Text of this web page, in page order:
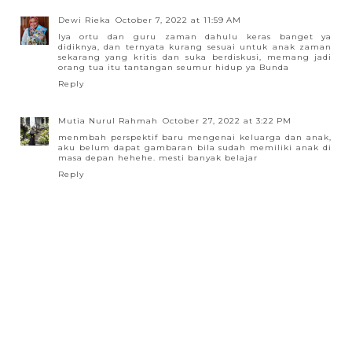
Dewi Rieka
October 7, 2022 at 11:59 AM
Iya ortu dan guru zaman dahulu keras banget ya
didiknya, dan ternyata kurang sesuai untuk anak zaman
sekarang yang kritis dan suka berdiskusi, memang jadi
orang tua itu tantangan seumur hidup ya Bunda
Reply
Mutia Nurul Rahmah
October 27, 2022 at 3:22 PM
menmbah perspektif baru mengenai keluarga dan anak,
aku belum dapat gambaran bila sudah memiliki anak di
masa depan hehehe. mesti banyak belajar
Reply